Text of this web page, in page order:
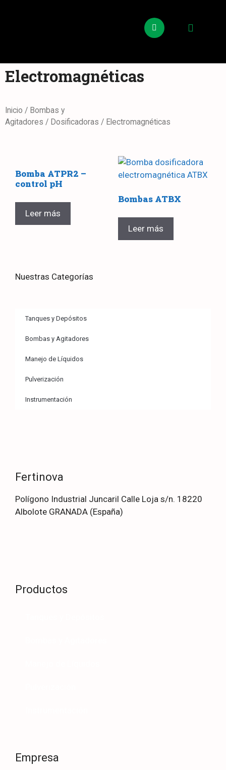
Electromagnéticas
Inicio / Bombas y
Agitadores / Dosificadoras / Electromagnéticas
Nuestras Categorías
Tanques y Depósitos
Bombas y Agitadores
Manejo de Líquidos
Pulverización
Instrumentación
Bomba ATPR2 –
control pH
Leer más
Bombas ATBX
Leer más
Fertinova
Polígono Industrial Juncaril Calle Loja s/n. 18220
Albolote GRANADA (España)
Productos
Empresa